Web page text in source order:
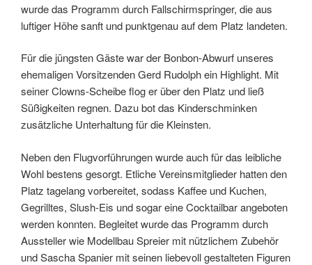
wurde das Programm durch Fallschirmspringer, die aus
luftiger Höhe sanft und punktgenau auf dem Platz landeten.
Für die jüngsten Gäste war der Bonbon-Abwurf unseres
ehemaligen Vorsitzenden Gerd Rudolph ein Highlight. Mit
seiner Clowns-Scheibe flog er über den Platz und ließ
Süßigkeiten regnen. Dazu bot das Kinderschminken
zusätzliche Unterhaltung für die Kleinsten.
Neben den Flugvorführungen wurde auch für das leibliche
Wohl bestens gesorgt. Etliche Vereinsmitglieder hatten den
Platz tagelang vorbereitet, sodass Kaffee und Kuchen,
Gegrilltes, Slush-Eis und sogar eine Cocktailbar angeboten
werden konnten. Begleitet wurde das Programm durch
Aussteller wie Modellbau Spreier mit nützlichem Zubehör
und Sascha Spanier mit seinen liebevoll gestalteten Figuren